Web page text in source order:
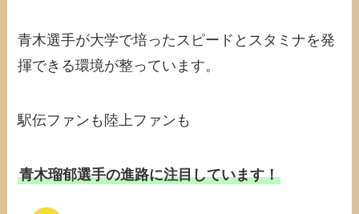
青木選手が大学で培ったスピードとスタミナを発
揮できる環境が整っています。
駅伝ファンも陸上ファンも
青木瑠郁選手の進路に注目しています！